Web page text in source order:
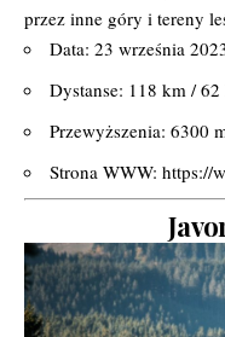
przez inne góry i tereny
Data: 23 września
Dystanse: 118 km / 62
Przewyższenia: 6300
Strona WWW: https://